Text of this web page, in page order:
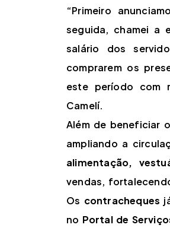
“Primeiro
seguida, chamei a
salário dos
comprarem os
este período com
Camelí.
Além de beneficiar
ampliando a
alimentação,
vendas,
Os contracheques
no Portal de